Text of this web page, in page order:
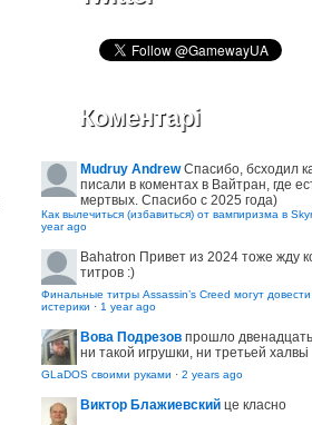
Коментарі
Mudruy Andrew Спасибо, бсходил
писали в коментах в Вайтран, где
мертвых. Спасибо с 2025 года)
Как вылечиться (избавиться) от вампиризма в
year ago
Bahatron Привет из 2024 тоже жду
титров :)
Финальные титры Assassin’s Creed могут
истерики · 1 year ago
Вова Подрезов прошло двенадцать
ни такой игрушки, ни третьей халвьі
GLaDOS своими руками · 2 years ago
Виктор Блажиевский це класно